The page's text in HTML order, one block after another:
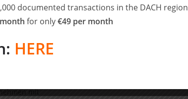
zu
mit
documented transactions in the DACH region
for only€49 per month
HERE